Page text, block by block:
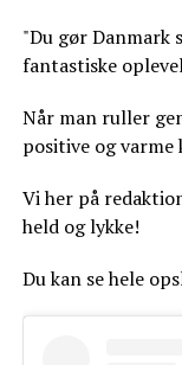
"Du gør Danmark
fantastiske
Når man ruller
positive og
Vi her på
held og lykke!
Du kan se hele